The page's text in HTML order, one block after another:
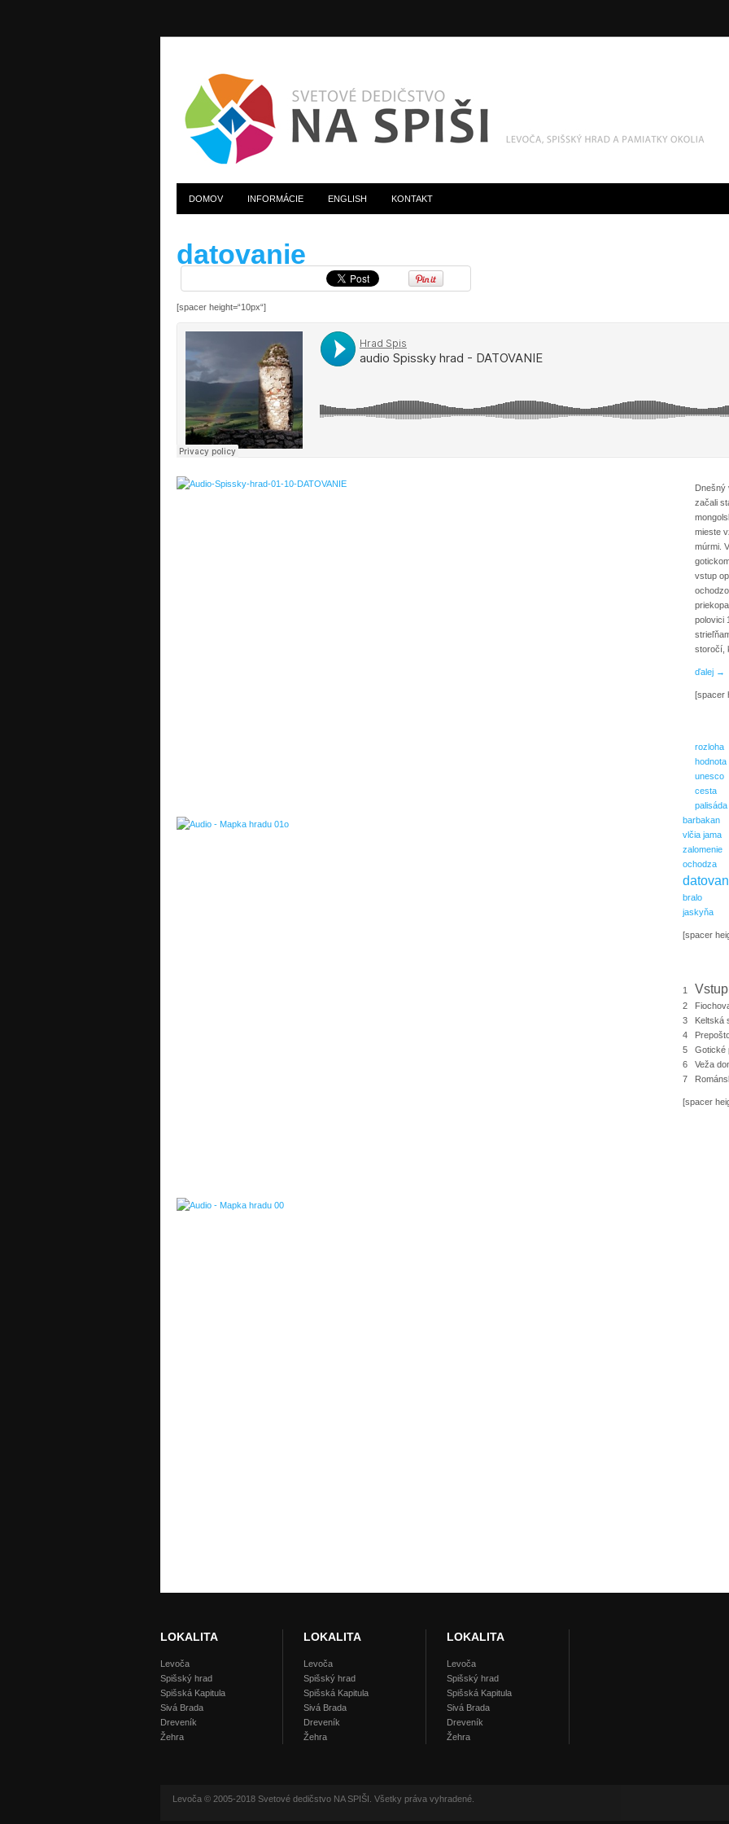
DOMOV INFORMÁCIE ENGLISH KONTAKT
datovanie
[spacer height=“10px“]
Dnešný
začali
mieste
múrmi.
vstup
polovici
storočí,
ďalej →
[spacer
rozloha
hodnota
unesco
cesta
palisáda
barbakan
vlčia jama
zalomenie
ochodza
bralo
jaskyňa
[spacer
1
2
3 Keltská
4
5 Gotické
6 Veža
7
[spacer
LOKALITA
Levoča
Spišský hrad
Spišská Kapitula
Sivá Brada
Dreveník
Žehra
LOKALITA
Levoča
Spišský hrad
Spišská Kapitula
Sivá Brada
Dreveník
Žehra
LOKALITA
Levoča
Spišský hrad
Spišská Kapitula
Sivá Brada
Dreveník
Žehra
Levoča © 2005-2018 Svetové dedičstvo NA SPIŠI. Všetky práva vyhradené.